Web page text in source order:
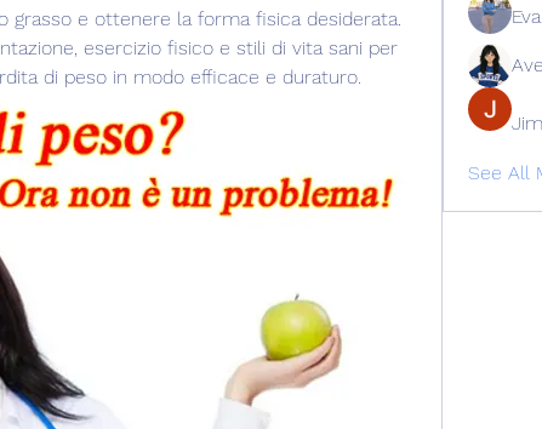
grasso e ottenere la forma fisica desiderata.
esercizio fisico e stili di vita sani per
di peso in modo efficace e duraturo.
See All